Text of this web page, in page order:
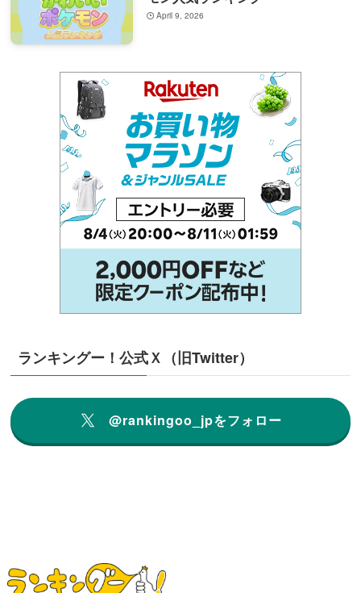
April 9, 2026
ランキングー！公式Ｘ（旧Twitter）
@rankingoo_jpをフォロー